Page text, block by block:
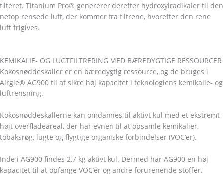
filteret. Titanium Pro® genererer derefter hydroxylradikaler til den
netop rensede luft, der kommer fra filtrene, hvorefter den rene
luft frigives.
KEMIKALIE- OG LUGTFILTRERING MED BÆREDYGTIGE RESSOURCER
Kokosnøddeskaller er en bæredygtig ressource, og de bruges i
Airgle® AG900 til at sikre høj kapacitet i teknologiens kemikalie- og
luftrensning.
Kokosnøddeskallerne kan omdannes til aktivt kul med et ekstremt
højt overfladeareal, der har evnen til at opsamle kemikalier,
tobaksrøg, lugte og flygtige organiske forbindelser (VOC’er).
Inde i AG900 findes 2,7 kg aktivt kul. Dermed har AG900 en høj
kapacitet til at opfange VOC’er og andre forurenende stoffer.